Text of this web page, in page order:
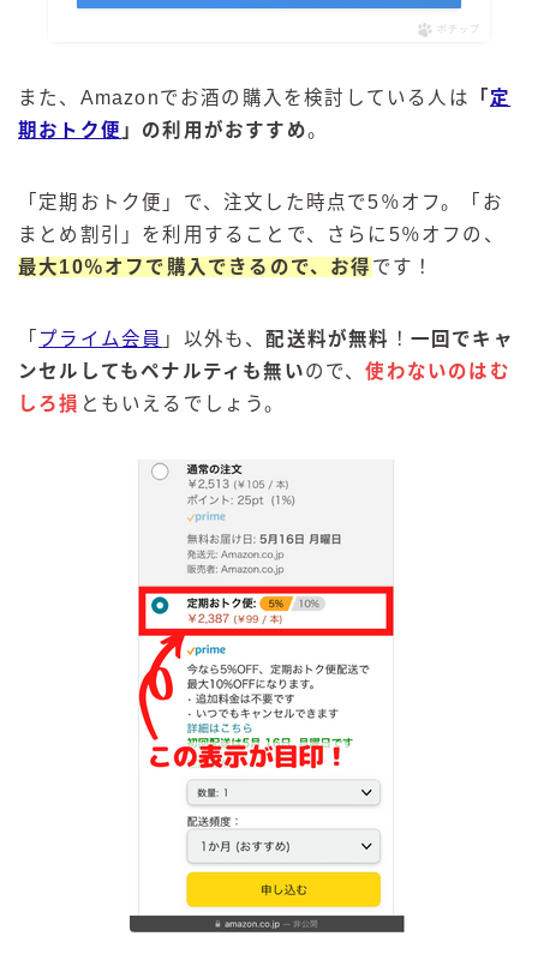
ポチップ
また、Amazonでお酒の購入を検討している人は 「 定
期おトク便 」の利用がおすすめ。
「定期おトク便」で、注文した時点で5％オフ。「お
まとめ割引」を利用することで、さらに5％オフの、
最大10％オフで購入できるので、お得 です！
「 プライム会員 」以外も、配送料が無料 ！ 一回でキャ
ンセルしてもペナルティも無いので、使わないのはむ
しろ損 ともいえるでしょう。
毎日更新